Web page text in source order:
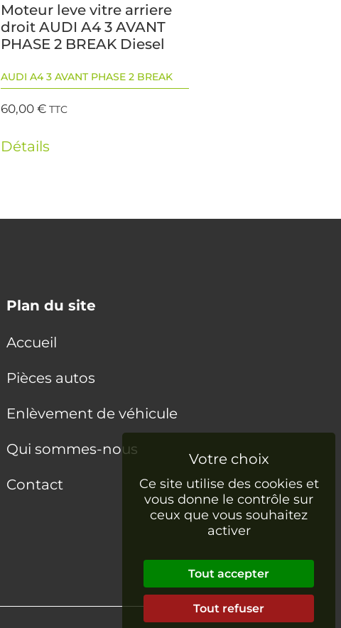
Moteur leve vitre arriere
droit AUDI A4 3 AVANT
PHASE 2 BREAK Diesel
AUDI A4 3 AVANT PHASE 2 BREAK
60,00€ TTC
Détails
Plan du site
Accueil
Pièces autos
Enlèvement de véhicule
Qui sommes-nous
Contact
Ce site utilise des cookies et
vous donne le contrôle sur
ceux que vous souhaitez
activer
Tout accepter
Tout refuser